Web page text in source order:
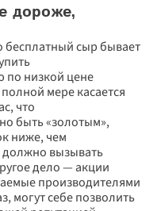
дороже,
бесплатный сыр бывает
низкой цене
мере касается
что
быть «золотым»,
ниже, чем
должно вызывать
дело — акции
производителями
могут себе позволить